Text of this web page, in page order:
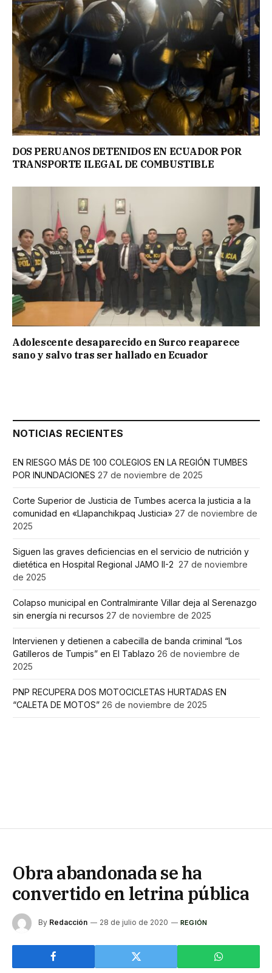
DOS PERUANOS DETENIDOS EN ECUADOR POR
TRANSPORTE ILEGAL DE COMBUSTIBLE
Adolescente desaparecido en Surco reaparece
sano y salvo tras ser hallado en Ecuador
NOTICIAS RECIENTES
EN RIESGO MÁS DE 100 COLEGIOS EN LA REGIÓN TUMBES
POR INUNDACIONES 27 de noviembre de 2025
Corte Superior de Justicia de Tumbes acerca la justicia a la
comunidad en «Llapanchikpaq Justicia» 27 de noviembre de
2025
Siguen las graves deficiencias en el servicio de nutrición y
dietética en Hospital Regional JAMO II-2 27 de noviembre
de 2025
Colapso municipal en Contralmirante Villar deja al Serenazgo
sin energía ni recursos 27 de noviembre de 2025
Intervienen y detienen a cabecilla de banda criminal “Los
Gatilleros de Tumpis” en El Tablazo 26 de noviembre de
2025
PNP RECUPERA DOS MOTOCICLETAS HURTADAS EN
“CALETA DE MOTOS” 26 de noviembre de 2025
Obra abandonada se ha
convertido en letrina pública
By Redacción 28 de julio de 2020 REGIÓN